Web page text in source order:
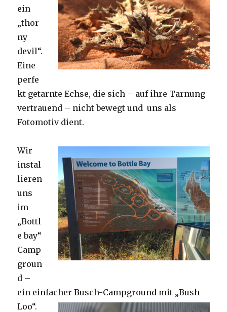
ein
„thor
ny
devil“.
Eine
perfe
kt getarnte Echse, die sich – auf ihre Tarnung
vertrauend – nicht bewegt und uns als
Fotomotiv dient.
Wir
instal
lieren
uns
im
„Bottl
e bay“
Camp
groun
d –
ein einfacher Busch-Campground mit „Bush
Loo“.